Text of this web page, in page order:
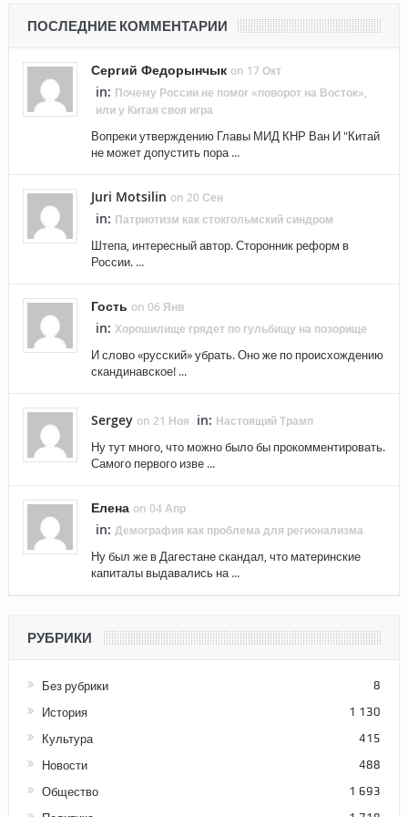
ПОСЛЕДНИЕ КОММЕНТАРИИ
Сергий Федорынчык on 17 Окт
in: Почему России не помог «поворот на Восток»,
или у Китая своя игра
Вопреки утверждению Главы МИД КНР Ван И "Китай
не может допустить пора ...
Juri Motsilin on 20 Сен
in: Патриотизм как стокгольмский синдром
Штепа, интересный автор. Сторонник реформ в
России. ...
Гость on 06 Янв
in: Хорошилище грядет по гульбищу на позорище
И слово «русский» убрать. Оно же по происхождению
скандинавское! ...
Sergey on 21 Ноя in: Настоящий Трамп
Ну тут много, что можно было бы прокомментировать.
Самого первого изве ...
Елена on 04 Апр
in: Демография как проблема для регионализма
Ну был же в Дагестане скандал, что материнские
капиталы выдавались на ...
РУБРИКИ
Без рубрики 8
История 1 130
Культура 415
Новости 488
Общество 1 693